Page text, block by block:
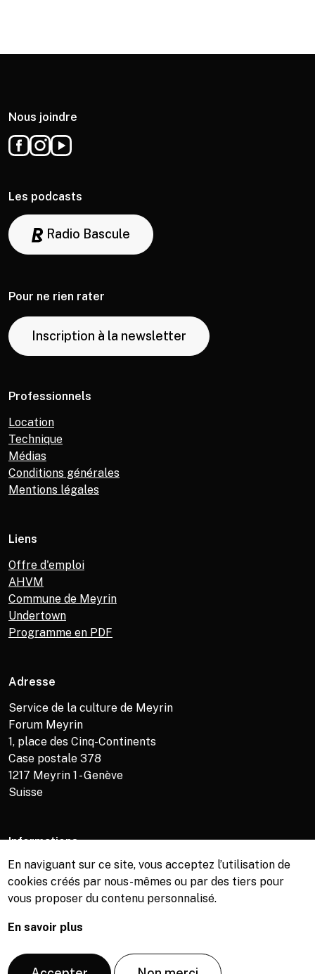
Nous joindre
Les podcasts
Radio Bascule
Pour ne rien rater
Inscription à la newsletter
Professionnels
Location
Technique
Médias
Conditions générales
Mentions légales
Liens
Offre d'emploi
AHVM
Commune de Meyrin
Undertown
Programme en PDF
Adresse
Service de la culture de Meyrin
Forum Meyrin
1, place des Cinq-Continents
Case postale 378
1217 Meyrin 1 - Genève
Suisse
Informations
Service de la culture +41 (0)22 989 16 69
Billetterie +41 (0)22 989 34 34
Bibliothèque +41 (0)22 989 34 74
© Copyright, Service de la culture de Meyrin, 2026
En naviguant sur ce site, vous acceptez l’utilisation de
cookies créés par nous-mêmes ou par des tiers pour
vous proposer du contenu personnalisé.
En savoir plus